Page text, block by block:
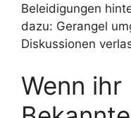
Beleidigungen
dazu: Gerangel
Diskussionen
Wenn ihr